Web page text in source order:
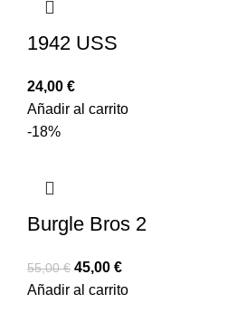
1942 USS
24,00 €
Añadir al carrito
-18%
Burgle Bros 2
55,00€ 45,00 €
Añadir al carrito